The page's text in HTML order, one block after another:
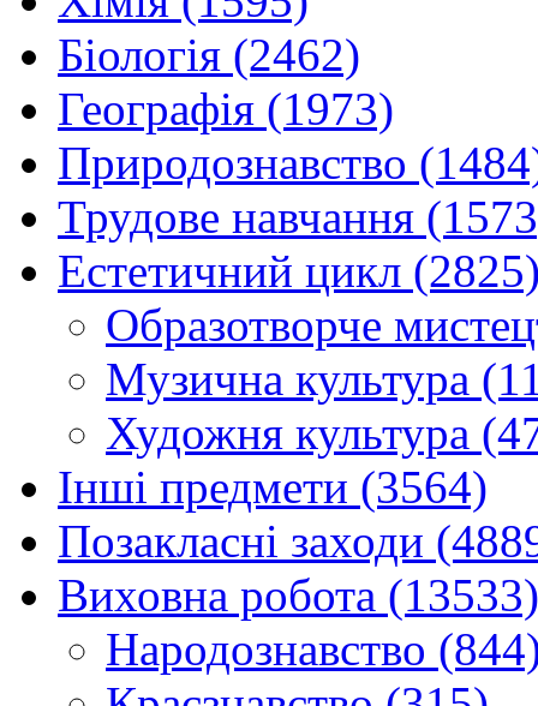
Біологія (2462)
Географія (1973)
Природознавство
Трудове навчання
Естетичний цикл
Образотворче
Музична культура
Художня культура
Інші предмети (3564)
Позакласні заходи
Виховна робота (13533)
Народознавство